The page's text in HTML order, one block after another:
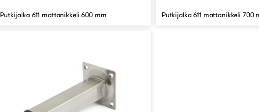
Putkijalka 611 mattanikkeli 600 mm Putkijalka 611 mattanikkeli 700